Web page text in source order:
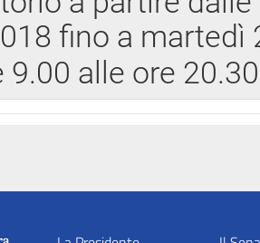
fino a
9.00 alle ore